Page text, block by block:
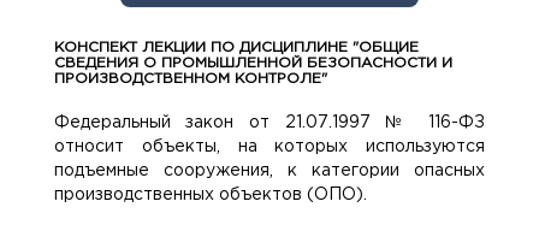
КОНСПЕКТ ЛЕКЦИИ ПО ДИСЦИПЛИНЕ "ОБЩИЕ
СВЕДЕНИЯ О ПРОМЫШЛЕННОЙ БЕЗОПАСНОСТИ И
ПРОИЗВОДСТВЕННОМ КОНТРОЛЕ"
Федеральный закон от 21.07.1997 № 116-ФЗ
относит объекты, на которых используются
подъемные сооружения, к категории опасных
производственных объектов (ОПО).